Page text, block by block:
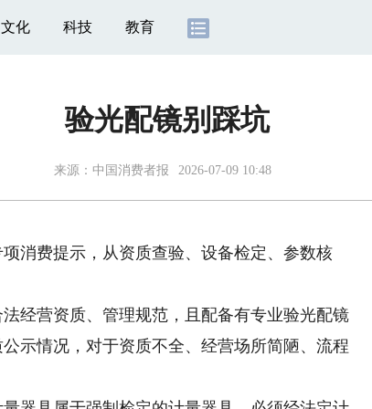
文化 科技 教育
验光配镜别踩坑
来源： 中国消费者报 2026-07-09 10:48
费提示，从资质查验、设备检定、参数核
营资质、管理规范，且配备有专业验光配镜
示情况，对于资质不全、经营场所简陋、流程